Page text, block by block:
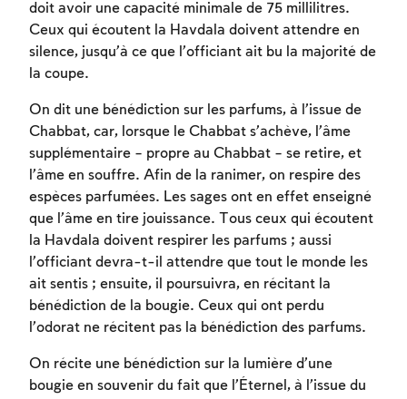
Inscription requise
vous devez vous connectez ou vous
inscrire.
Inscription
doit avoir une capacité minimale de 75 millilitres.
Ceux qui écoutent la Havdala doivent attendre en
silence, jusqu’à ce que l’officiant ait bu la majorité de
la coupe.
On dit une bénédiction sur les parfums, à l’issue de
Chabbat, car, lorsque le Chabbat s’achève, l’âme
supplémentaire – propre au Chabbat – se retire, et
l’âme en souffre. Afin de la ranimer, on respire des
espèces parfumées. Les sages ont en effet enseigné
que l’âme en tire jouissance. Tous ceux qui écoutent
la Havdala doivent respirer les parfums ; aussi
l’officiant devra-t-il attendre que tout le monde les
ait sentis ; ensuite, il poursuivra, en récitant la
bénédiction de la bougie. Ceux qui ont perdu
l’odorat ne récitent pas la bénédiction des parfums.
On récite une bénédiction sur la lumière d’une
bougie en souvenir du fait que l’Éternel, à l’issue du
Inscription requise
vous devez vous connectez ou vous
inscrire.
Inscription
Inscription requise
vous devez vous connectez ou vous
inscrire.
Inscription